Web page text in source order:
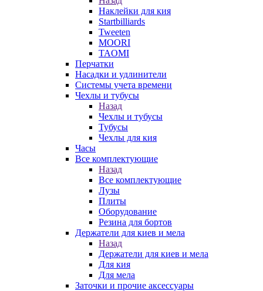
Наклейки для кия
Startbilliards
Tweeten
MOORI
TAOMI
Перчатки
Насадки и удлинители
Системы учета времени
Чехлы и тубусы
Назад
Чехлы и тубусы
Тубусы
Чехлы для кия
Часы
Все комплектующие
Назад
Все комплектующие
Лузы
Плиты
Оборудование
Резина для бортов
Держатели для киев и мела
Назад
Держатели для киев и мела
Для кия
Для мела
Заточки и прочие аксессуары